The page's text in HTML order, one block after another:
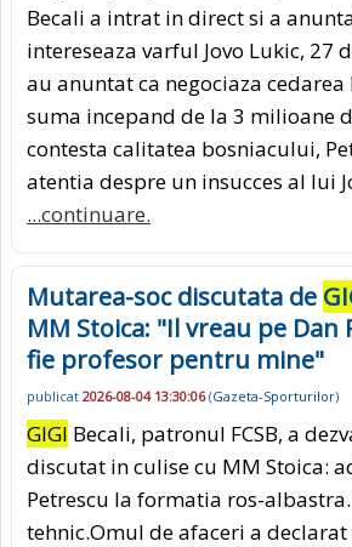
Becali a intrat in direct si a
intereseaza varful Jovo Lukic, 27
au anuntat ca negociaza
suma incepand de la 3 milioane
contesta calitatea bosniacului,
atentia despre un insucces al lui
...continuare.
Mutarea-soc discutata de
MM Stoica: "Il vreau pe Dan
fie profesor pentru mine"
publicat 2026-08-04 13:30:06(Gazeta-Sporturilor)
GIGI Becali, patronul FCSB, a
discutat in culise cu MM Stoica:
Petrescu la formatia ros-
tehnic.Omul de afaceri a declarat